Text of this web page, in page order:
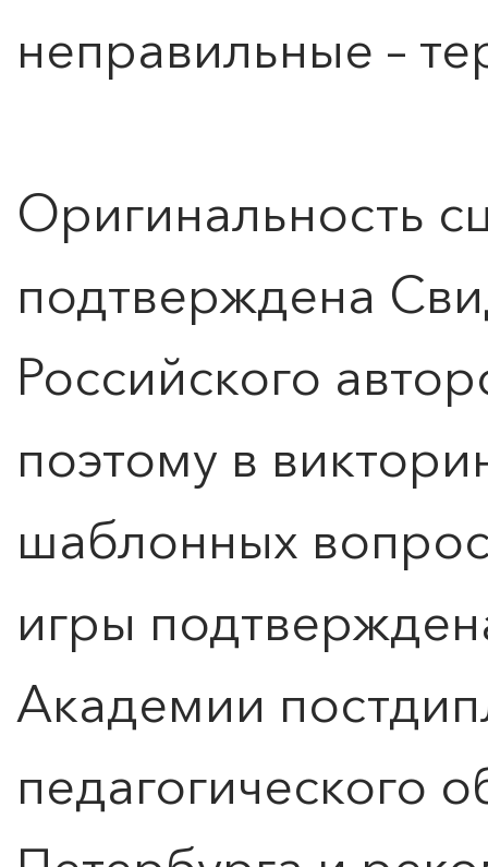
неправильные –
Оригинальность
подтверждена
Российского
поэтому в
шаблонных
игры
Академии
педагогического